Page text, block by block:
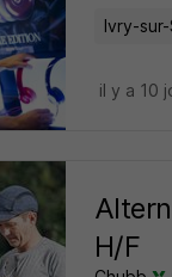
Ivry-
il y a 10
H/F